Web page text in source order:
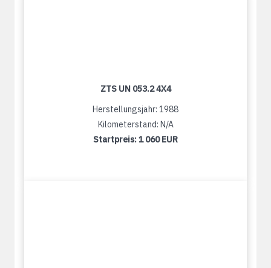
ZTS UN 053.2 4X4
Herstellungsjahr: 1988
Kilometerstand: N/A
Startpreis:1 060 EUR